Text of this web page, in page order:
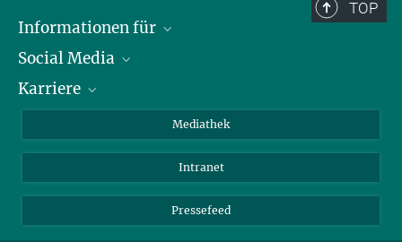
TOP
Informationen für
Journalisten
Schule
Social Media
LinkedIn
YouTube
Karriere
Mediathek
Intranet
Pressefeed